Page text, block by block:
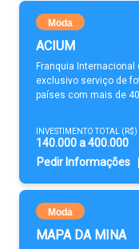
Moda
ACIUM
Franquia
exclusivo serviço de
países com mais de
INVESTIMENTO TOTAL (R$)
140.000 a 400.000
Pedir Informações
Moda
MAPA DA MINA